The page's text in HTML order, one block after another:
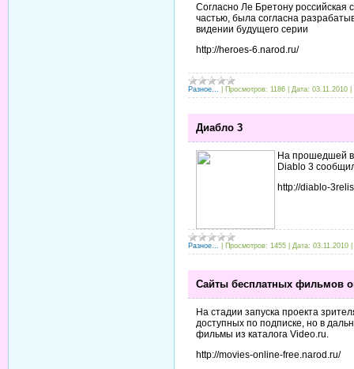
Согласно Ле Бретону российская
частью, была согласна
видении будущего серии
http://heroes-6.narod.ru/
Разное... Просмотров: 1186 Дата: 03.11.2010
Диабло 3
На прошедшей
Diablo 3
http://diablo-
Разное... Просмотров: 1455 Дата: 03.11.2010
Сайты бесплатных фильмов
На стадии запуска проекта
доступных по подписке, но в
фильмы из каталога Video.ru.
http://movies-online-free.narod.ru/